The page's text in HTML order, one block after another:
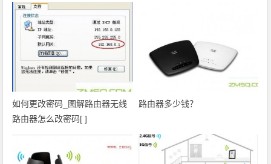
如何更改密码_图解路由器无线
路由器怎么改密码[ ]
路由器多少钱？